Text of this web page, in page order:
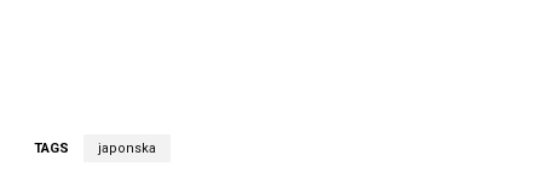
TAGS japonska